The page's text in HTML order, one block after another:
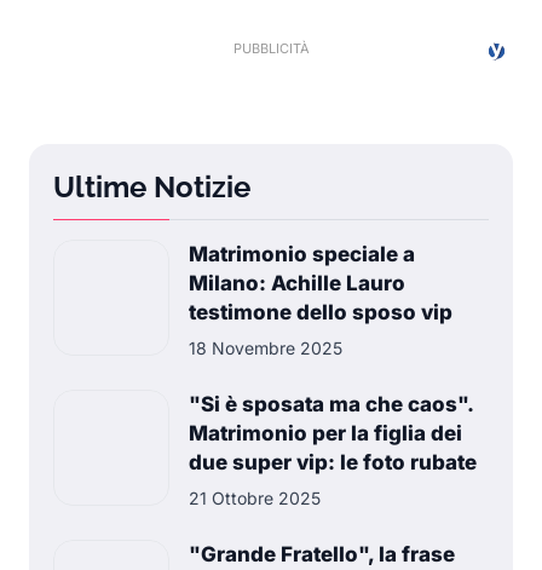
Ultime Notizie
Matrimonio speciale a
Milano: Achille Lauro
testimone dello sposo vip
18 Novembre 2025
"Si è sposata ma che caos".
Matrimonio per la figlia dei
due super vip: le foto rubate
21 Ottobre 2025
"Grande Fratello", la frase